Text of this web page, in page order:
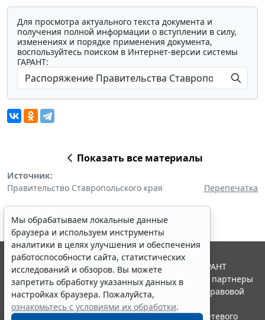
Для просмотра актуального текста документа и
получения полной информации о вступлении в силу,
изменениях и порядке применения документа,
воспользуйтесь поиском в Интернет-версии системы
ГАРАНТ:
Показать все материалы
Источник:
Правительство Ставропольского края
Перепечатка
Мы обрабатываем локальные данные
браузера и используем инструменты
аналитики в целях улучшения и обеспечения
работоспособности сайта, статистических
исследований и обзоров. Вы можете
запретить обработку указанных данных в
настройках браузера. Пожалуйста,
ознакомьтесь с условиями их обработки.
© ООО "НПП "ГАРАНТ-СЕРВИС", 2026. Система ГАРАНТ
выпускается с 1990 года. Компания "Гарант" и ее партнеры
являются участниками Российской ассоциации правовой
информации ГАРАНТ.
Портал ГАРАНТ.РУ зарегистрирован в качестве сетевого